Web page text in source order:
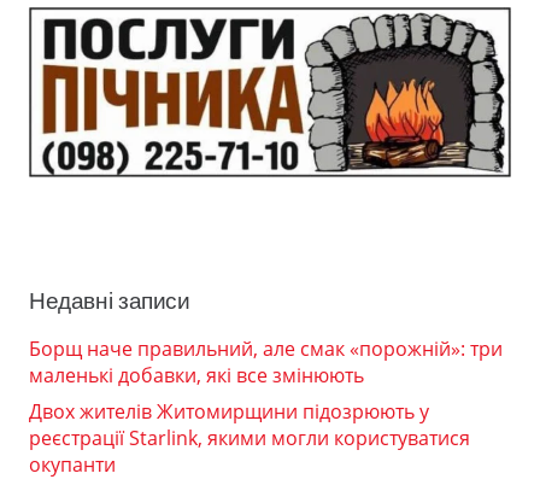
Недавні записи
Борщ наче правильний, але смак «порожній»: три
маленькі добавки, які все змінюють
Двох жителів Житомирщини підозрюють у
реєстрації Starlink, якими могли користуватися
окупанти